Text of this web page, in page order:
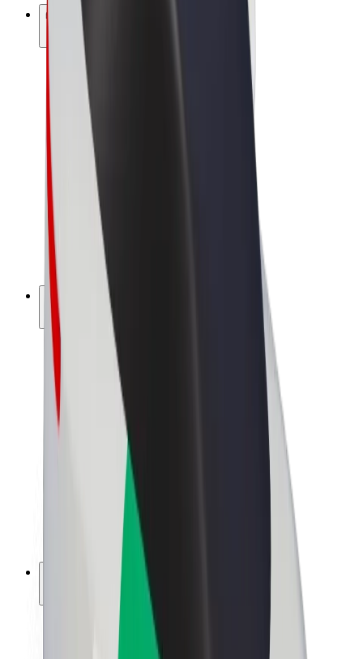
ผลิตภัณฑ์
การโดยสาร
สกู๊ตเตอร์
Bolt Market
Bolt Food
Bolt Drive
Bolt for Business
จักรยานไฟฟ้า
Bolt Plus
สร้างรายได้กับ Bolt
รายได้ของคนขับ
พนักงานส่งของ
รายได้ของพนักงานส่งของ
พาร์ทเนอร์ร้านอาหาร Bolt
แฟรนไชส์
เกี่ยวกับ Bolt